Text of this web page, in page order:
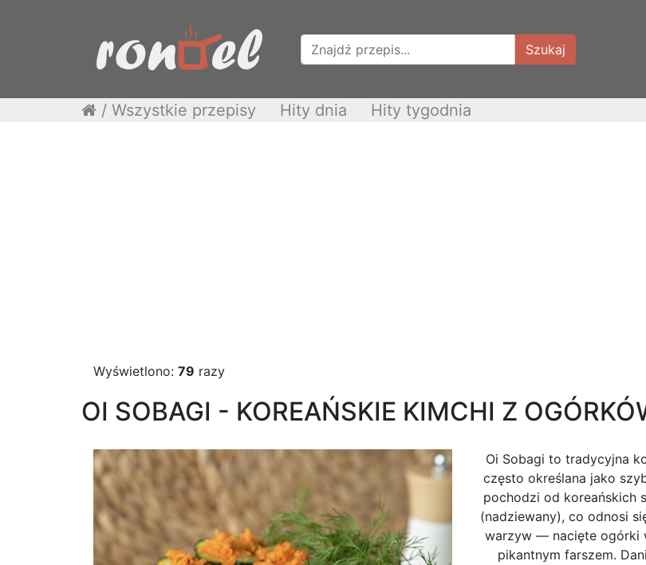
Szukaj
/ Wszystkie przepisy Hity dnia Hity tygodnia
Wyświetlono: 79 razy
OI SOBAGI - KOREAŃSKIE KIMCHI Z
Oi Sobagi to tradycyjna
często określana jako
pochodzi od koreańskich
(nadziewany), co odnosi
warzyw — nacięte ogórki
pikantnym farszem.